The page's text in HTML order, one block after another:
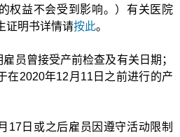
权益不会受到影响。）有关医院
证明书详情请按此。
员曾接受产前检查及有关日期；
在2020年12月11日之前进行的产
17日或之后雇员因遵守活动限制